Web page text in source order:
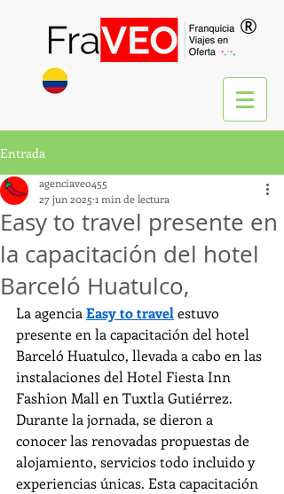
®
Entrada
Easy to travel presente en
la capacitación del hotel
Barceló Huatulco,
agenciaveo455
27 jun 2025 1 min de lectura
La agencia Easy to travel estuvo
presente en la capacitación del hotel
Barceló Huatulco, llevada a cabo en las
instalaciones del Hotel Fiesta Inn
Fashion Mall en Tuxtla Gutiérrez.
Durante la jornada, se dieron a
conocer las renovadas propuestas de
alojamiento, servicios todo incluido y
experiencias únicas. Esta capacitación